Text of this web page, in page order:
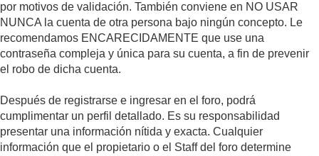
por motivos de validación. También conviene en NO USAR
NUNCA la cuenta de otra persona bajo ningún concepto. Le
recomendamos ENCARECIDAMENTE que use una
contraseña compleja y única para su cuenta, a fin de prevenir
el robo de dicha cuenta.
Después de registrarse e ingresar en el foro, podrá
cumplimentar un perfil detallado. Es su responsabilidad
presentar una información nítida y exacta. Cualquier
información que el propietario o el Staff del foro determine